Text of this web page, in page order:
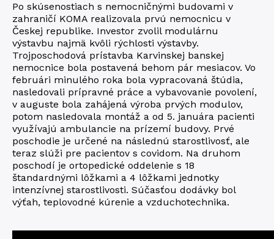
Po skúsenostiach s nemocničnými budovami v
zahraničí KOMA realizovala prvú nemocnicu v
Českej republike. Investor zvolil modulárnu
výstavbu najmä kvôli rýchlosti výstavby.
Trojposchodová prístavba Karvinskej banskej
nemocnice bola postavená behom pár mesiacov. Vo
februári minulého roka bola vypracovaná štúdia,
nasledovali prípravné práce a vybavovanie povolení,
v auguste bola zahájená výroba prvých modulov,
potom nasledovala montáž a od 5. januára pacienti
využívajú ambulancie na prízemí budovy. Prvé
poschodie je určené na následnú starostlivosť, ale
teraz slúži pre pacientov s covidom. Na druhom
poschodí je ortopedické oddelenie s 18
štandardnými lôžkami a 4 lôžkami jednotky
intenzívnej starostlivosti. Súčasťou dodávky bol
výťah, teplovodné kúrenie a vzduchotechnika.